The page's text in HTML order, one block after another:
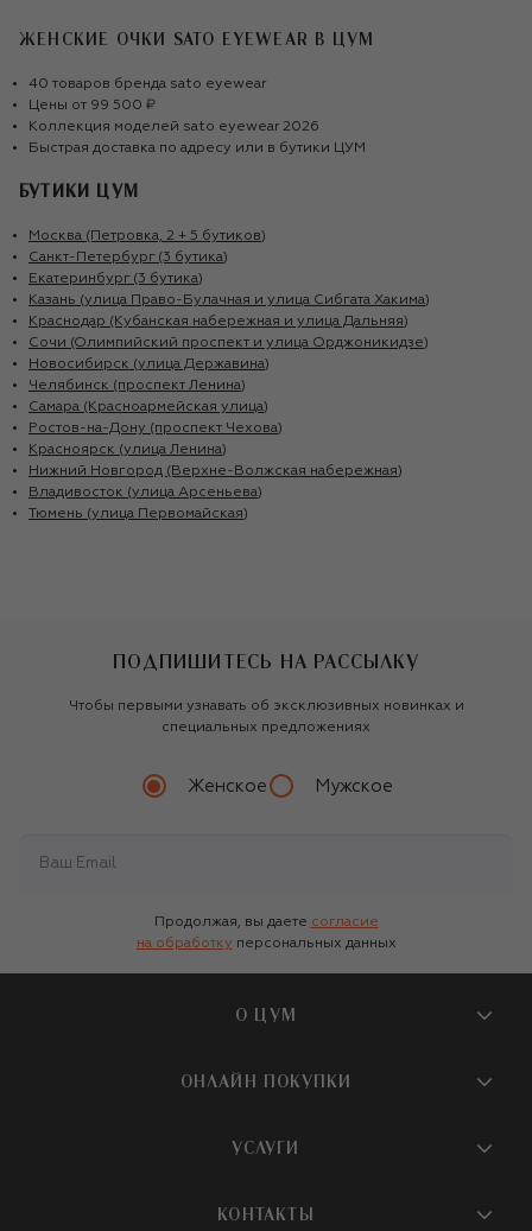
ЖЕНСКИЕ ОЧКИ SATO EYEWEAR В ЦУМ
40 товаров бренда sato eyewear
Цены от 99 500 ₽
Коллекция моделей sato eyewear 2026
Быстрая доставка по адресу или в бутики ЦУМ
БУТИКИ ЦУМ
Москва (Петровка, 2 + 5 бутиков)
Санкт-Петербург (3 бутика)
Екатеринбург (3 бутика)
Казань (улица Право-Булачная и улица Сибгата Хакима)
Краснодар (Кубанская набережная и улица Дальняя)
Сочи (Олимпийский проспект и улица Орджоникидзе)
Новосибирск (улица Державина)
Челябинск (проспект Ленина)
Самара (Красноармейская улица)
Ростов-на-Дону (проспект Чехова)
Красноярск (улица Ленина)
Нижний Новгород (Верхне-Волжская набережная)
Владивосток (улица Арсеньева)
Тюмень (улица Первомайская)
ПОДПИШИТЕСЬ НА РАССЫЛКУ
Чтобы первыми узнавать об эксклюзивных новинках и
специальных предложениях
Женское Мужское
Продолжая, вы даете согласие
на обработку персональных данных
О ЦУМ
О магазине
Бутики и ПВЗ ЦУМ
ОНЛАЙН ПОКУПКИ
Доставка
УСЛУГИ
КОНТАКТЫ